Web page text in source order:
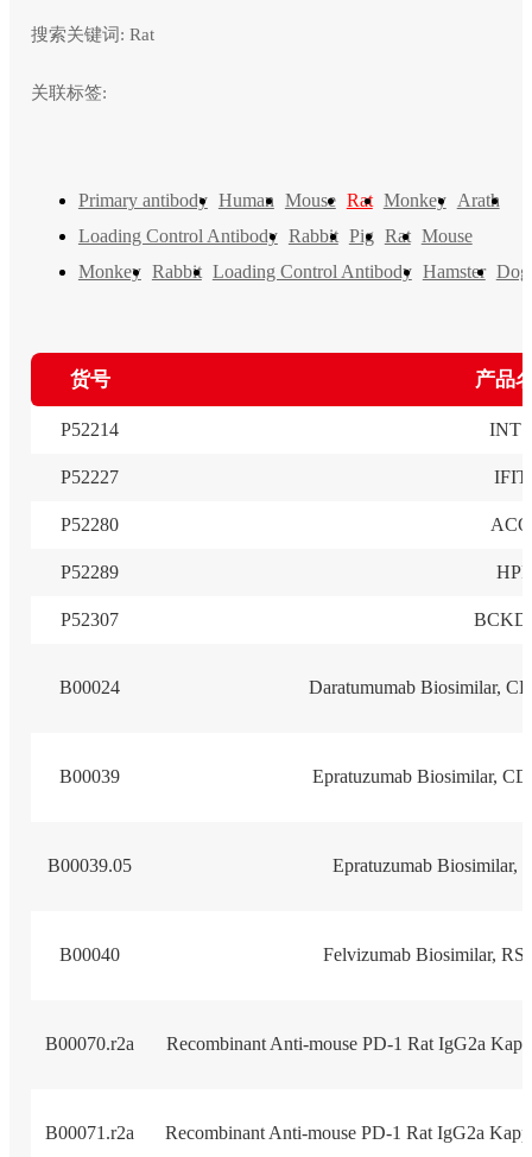
搜索关键词: Rat
关联标签:
Primary antibody Human Mouse Rat Monkey
Arath
Loading Control Antibody Rabbit Pig Rat Mouse
Monkey Rabbit Loading Control Antibody Hamster Dog
货号 产品
P52214
P52227
P52280
P52289
P52307
B00024 Daratumumab Biosimilar,
B00039 Epratuzumab Biosimilar,
B00039.05 Epratuzumab Biosimilar,
B00040 Felvizumab Biosimilar,
B00070.r2a Recombinant Anti-mouse PD-1 Rat IgG2a
B00071.r2a Recombinant Anti-mouse PD-1 Rat IgG2a